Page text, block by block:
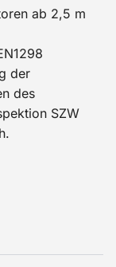
ab 2,5 m
der
des
SZW